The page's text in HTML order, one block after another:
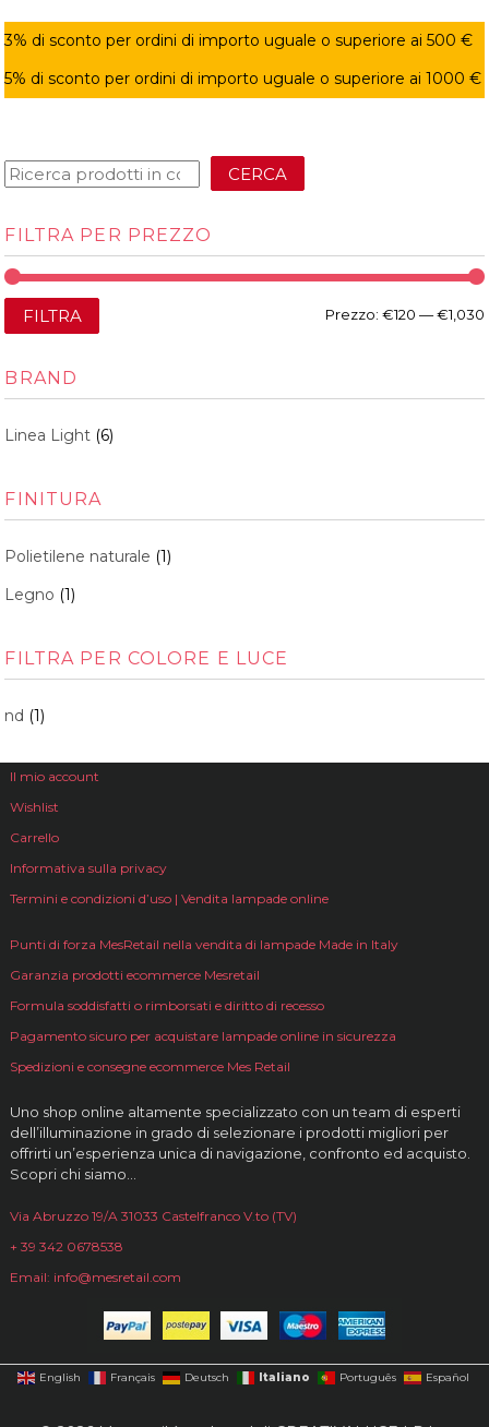
3% di sconto per ordini di importo uguale o superiore ai 500 €
5% di sconto per ordini di importo uguale o superiore ai 1000 €
CERCA
FILTRA PER PREZZO
FILTRA Prezzo: €120 —€1,030
BRAND
Linea Light (6)
FINITURA
Polietilene naturale (1)
Legno (1)
FILTRA PER COLORE E LUCE
nd (1)
Il mio account
Wishlist
Carrello
Informativa sulla privacy
Termini e condizioni d’uso | Vendita lampade online
Punti di forza MesRetail nella vendita di lampade Made in Italy
Garanzia prodotti ecommerce Mesretail
Formula soddisfatti o rimborsati e diritto di recesso
Pagamento sicuro per acquistare lampade online in sicurezza
Spedizioni e consegne ecommerce Mes Retail
Uno shop online altamente specializzato con un team di esperti
dell’illuminazione in grado di selezionare i prodotti migliori per
offrirti un’esperienza unica di navigazione, confronto ed acquisto.
Scopri chi siamo…
Via Abruzzo 19/A 31033 Castelfranco V.to (TV)
+ 39 342 0678538
Email: info@mesretail.com
English Français Deutsch Italiano Português Español